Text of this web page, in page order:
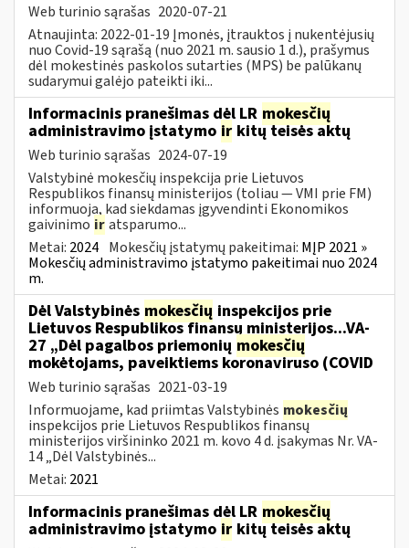
Web turinio sąrašas 2020-07-21
Atnaujinta: 2022-01-19 Įmonės, įtrauktos į nukentėjusių
nuo Covid-19 sąrašą (nuo 2021 m. sausio 1 d.), prašymus
dėl mokestinės paskolos sutarties (MPS) be palūkanų
sudarymui galėjo pateikti iki...
Informacinis pranešimas dėl LR mokesčių
administravimo įstatymo ir kitų teisės aktų
Web turinio sąrašas 2024-07-19
Valstybinė mokesčių inspekcija prie Lietuvos
Respublikos finansų ministerijos (toliau — VMI prie FM)
informuoja, kad siekdamas įgyvendinti Ekonomikos
gaivinimo iratsparumo...
Metai: 2024 Mokesčių įstatymų pakeitimai: MĮP 2021 »
Mokesčių administravimo įstatymo pakeitimai nuo 2024
m.
Dėl Valstybinės mokesčių inspekcijos prie
Lietuvos Respublikos finansų ministerijos...VA-
27 „Dėl pagalbos priemonių mokesčių
mokėtojams, paveiktiems koronaviruso (COVID
Web turinio sąrašas 2021-03-19
Informuojame, kad priimtas Valstybinės mokesčių
inspekcijos prie Lietuvos Respublikos finansų
ministerijos viršininko 2021 m. kovo 4 d. įsakymas Nr. VA-
14 „Dėl Valstybinės...
Metai: 2021
Informacinis pranešimas dėl LR mokesčių
administravimo įstatymo ir kitų teisės aktų